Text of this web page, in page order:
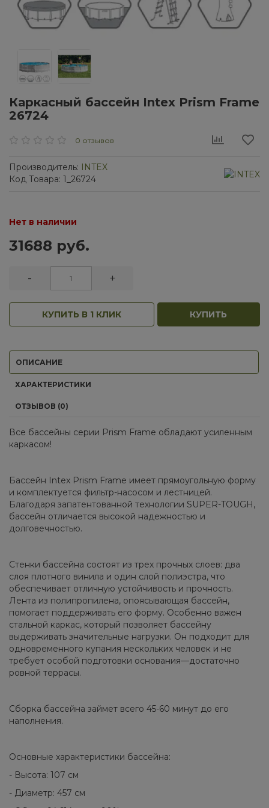
Каркасный бассейн Intex Prism Frame
26724
0 отзывов
Производитель: INTEX
Код Товара: 1_26724
Нет в наличии
31688 руб.
- +
КУПИТЬ В 1 КЛИК КУПИТЬ
ОПИСАНИЕ
ХАРАКТЕРИСТИКИ
ОТЗЫВОВ (0)
Все бассейны серии Prism Frame обладают усиленным
каркасом!
Бассейн Intex Prism Frame имеет прямоугольную форму
и комплектуется фильтр-насосом и лестницей.
Благодаря запатентованной технологии SUPER-TOUGH,
бассейн отличается высокой надежностью и
долговечностью.
Стенки бассейна состоят из трех прочных слоев: два
слоя плотного винила и один слой полиэстра, что
обеспечивает отличную устойчивость и прочность.
Лента из полипропилена, опоясывающая бассейн,
помогает поддерживать его форму. Особенно важен
стальной каркас, который позволяет бассейну
выдерживать значительные нагрузки. Он подходит для
одновременного купания нескольких человек и не
требует особой подготовки основания—достаточно
ровной террасы.
Сборка бассейна займет всего 45-60 минут до его
наполнения.
Основные характеристики бассейна:
- Высота: 107 см
- Диаметр: 457 см